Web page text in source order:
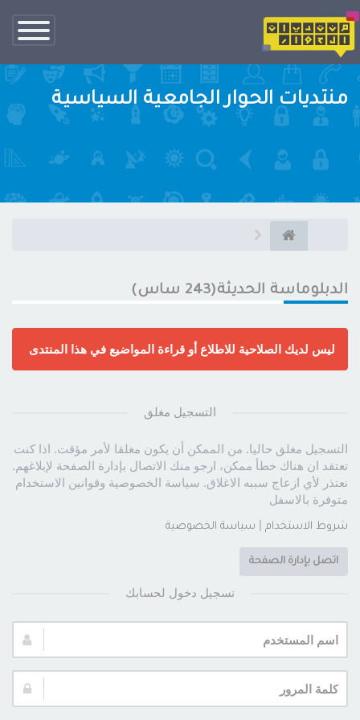
تبديل
الناف
منتديات الحوار الجامعية السياسية
الدبلوماسة الحديثة(243 ساس)
ليس لديك الصلاحية للاطلاع أو قراءة المواضيع في هذا المنتدى
التسجيل مغلق
التسجيل مغلق حاليا. من الممكن أن يكون مغلقا لأمر مؤقت. اذا كنت
تعتقد ان هناك خطأ ممكن، ارجو منك الاتصال بإدارة الصفحة لإبلاغهم.
نعتذر لأي ازعاج سببه الاغلاق. سياسة الخصوصية وقوانين الاستخدام
متوفرة بالاسفل
شروط الاستخدام | سياسة الخصوصية
اتصل بإدارة الصفحة
تسجيل دخول لحسابك
اسم
المستخدم:
كلمة
المرور: